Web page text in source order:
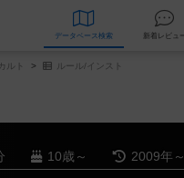
データベース 検索
ルト ルール/インスト
10歳～ 2009年～